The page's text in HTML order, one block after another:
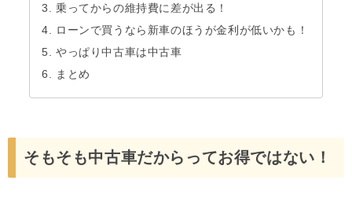
乗ってからの維持費に差が出る！
ローンで買うなら新車のほうが金利が低いかも！
やっぱり中古車は中古車
まとめ
そもそも中古車だからってお得ではない！